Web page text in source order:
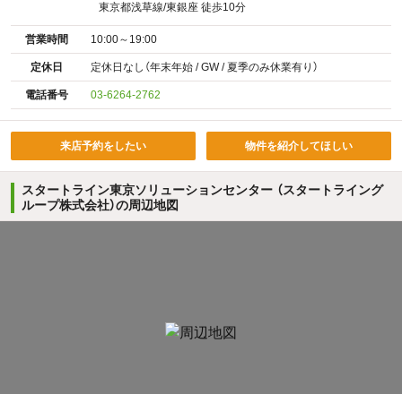
東京都浅草線/東銀座 徒歩10分
営業時間 10:00～19:00
定休日 定休日なし（年末年始 / GW / 夏季のみ休業有り）
電話番号 03-6264-2762
来店予約をしたい 物件を紹介してほしい
スタートライン東京ソリューションセンター （スタートライング
ループ株式会社）の周辺地図